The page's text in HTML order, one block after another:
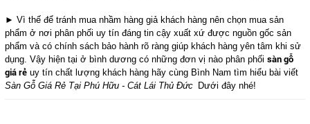
► Vì thế để tránh mua nhầm hàng giả khách hàng nên chọn mua sản
phẩm ở nơi phân phối uy tín đáng tin cậy xuất xứ được nguồn gốc sản
phẩm và có chính sách bảo hành rõ ràng giúp khách hàng yên tâm khi sử
dụng. Vậy hiện tại ở bình dương có những đơn vị nào phân phối sàn gỗ
giá rẻuy tín chất lượng khách hàng hãy cùng Bình Nam tìm hiểu bài viết
Sàn Gỗ Giá Rẻ Tại Phú Hữu - Cát Lái Thủ Đức
Dưới đây nhé!